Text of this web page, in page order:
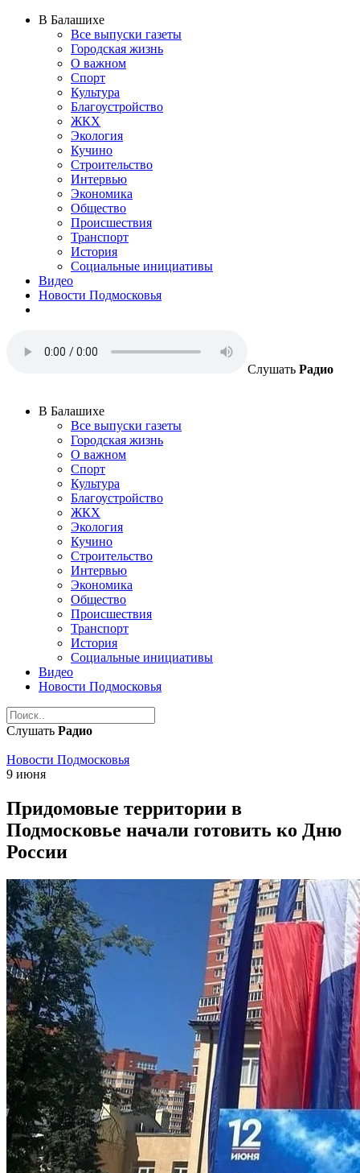
В Балашихе
Все выпуски газеты
Городская жизнь
О важном
Спорт
Культура
Благоустройство
ЖКХ
Экология
Кучино
Строительство
Интервью
Экономика
Общество
Происшествия
Транспорт
История
Социальные инициативы
Видео
Новости Подмосковья
Слушать Радио
В Балашихе
Все выпуски газеты
Городская жизнь
О важном
Спорт
Культура
Благоустройство
ЖКХ
Экология
Кучино
Строительство
Интервью
Экономика
Общество
Происшествия
Транспорт
История
Социальные инициативы
Видео
Новости Подмосковья
Слушать Радио
Новости Подмосковья
9 июня
Придомовые территории в
Подмосковье начали готовить ко Дню
России